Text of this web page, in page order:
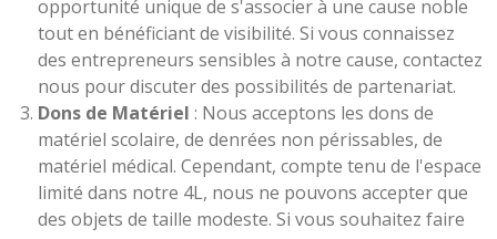
opportunité unique de s'associer à une cause noble
tout en bénéficiant de visibilité. Si vous connaissez
des entrepreneurs sensibles à notre cause, contactez
nous pour discuter des possibilités de partenariat.
Dons de Matériel : Nous acceptons les dons de
matériel scolaire, de denrées non périssables, de
matériel médical. Cependant, compte tenu de l'espace
limité dans notre 4L, nous ne pouvons accepter que
des objets de taille modeste. Si vous souhaitez faire